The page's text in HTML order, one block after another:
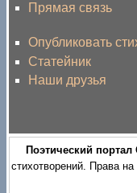
Прямая связь
Опубликовать
Статейник
Наши друзья
Поэтический
стихотворений. Права